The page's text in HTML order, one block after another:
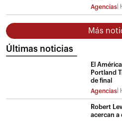
Agencias
Más
Últimas noticias
Agencias
El
Portland
de final
Robert
acercan a